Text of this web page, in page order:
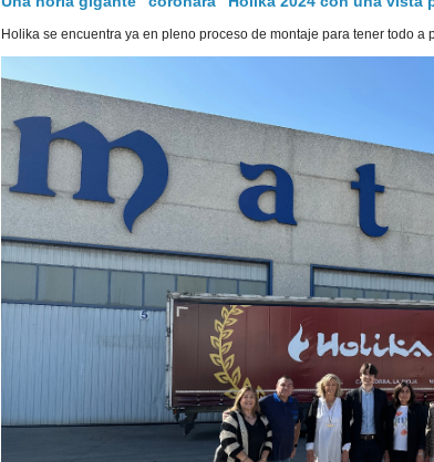
Holika se encuentra ya en pleno proceso de montaje para tener todo a